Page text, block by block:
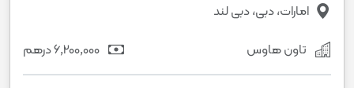
امارات، دبی، دبی لند
تاون هاوس